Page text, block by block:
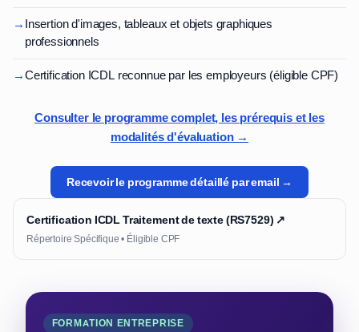
→ Insertion d'images, tableaux et objets graphiques
professionnels
→Certification ICDL reconnue par les employeurs (éligible CPF)
Consulter le programme complet, les prérequis et les
modalités d'évaluation →
Recevoir le programme détaillé par email →
Certification ICDL Traitement de texte (RS7529) ↗
Répertoire Spécifique • Éligible CPF
FORMATION ENTREPRISE